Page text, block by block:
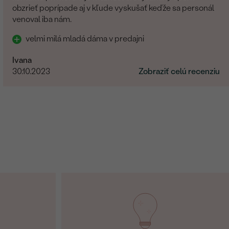
obzrieť poprípade aj v kľude vyskušať keďže sa personál
venoval iba nám.
velmi milá mladá dáma v predajni
Ivana
30.10.2023
Zobraziť celú recenziu